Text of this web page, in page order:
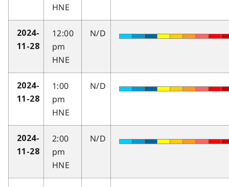
HNE
2024-
11-28
12:00
pm
HNE
N/D
2024-
11-28
1:00
pm
HNE
N/D
2024-
11-28
2:00
pm
HNE
N/D